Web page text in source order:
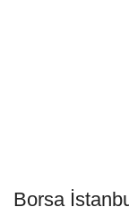
Borsa